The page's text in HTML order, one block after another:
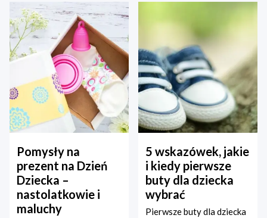
Pomysły na
prezent na Dzień
Dziecka –
nastolatkowie i
maluchy
5 wskazówek, jakie
i kiedy pierwsze
buty dla dziecka
wybrać
Pierwsze buty dla dziecka